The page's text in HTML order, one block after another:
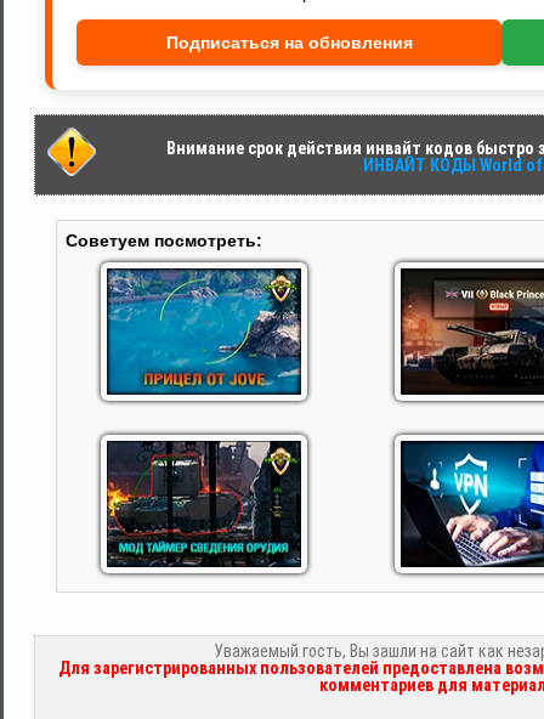
Подписаться на обновления
Внимание срок действия инвайт кодов быстро
ИНВАЙТ КОДЫ World
Советуем посмотреть:
Уважаемый гость, Вы зашли на сайт как
Для зарегистрированных пользователей предоставлена
комментариев для